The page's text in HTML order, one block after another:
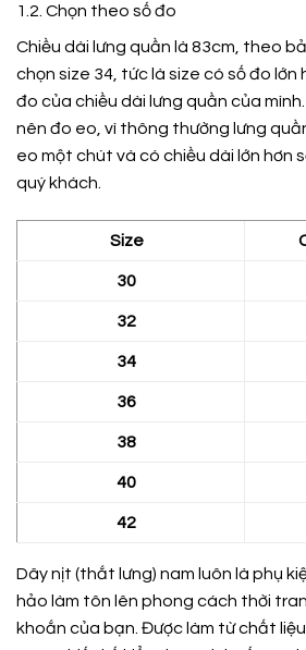
1.2. Chọn theo số đo
Chiều dài lưng quần là 83cm, theo
chọn size 34, tức là size có số đo lớn
đo của chiều dài lưng quần của
nên đo eo, vì thông thường lưng
eo một chút và có chiều dài lớn hơn
quý khách.
Size
30
32
34
36
38
40
42
Dây nịt (thắt lưng) nam luôn là phụ
hảo làm tôn lên phong cách thời
khoắn của bạn. Được làm từ chất